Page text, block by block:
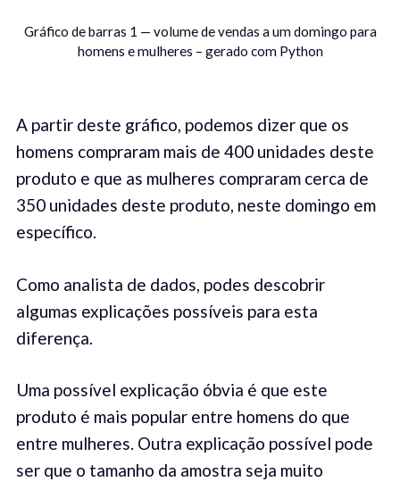
Gráfico de barras 1 — volume de vendas a um domingo para
homens e mulheres – gerado com Python
A partir deste gráfico, podemos dizer que os
homens compraram mais de 400 unidades deste
produto e que as mulheres compraram cerca de
350 unidades deste produto, neste domingo em
específico.
Como analista de dados, podes descobrir
algumas explicações possíveis para esta
diferença.
Uma possível explicação óbvia é que este
produto é mais popular entre homens do que
entre mulheres. Outra explicação possível pode
ser que o tamanho da amostra seja muito